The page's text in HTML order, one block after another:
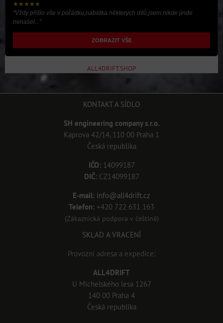
★★★★★
"Vždy přišlo vše v pořádku,nabídka některých dílů,jsem nikde jinde
nenašel..."
ZOBRAZIT VŠE
ALL4DRIFT.SHOP
KONTAKT A SÍDLO
SH engineering company s.r.o.
Kaprova 42/14, 110 00 Praha 1
Česká republika
IČO:14099187
DIČ:CZ14099187
E-mail: info@all4drift.cz
Telefon: +420 722 631 163
(Zákaznická podpora v češtině)
SKLAD A VRACENÍ
Provozní adresa a expedice:
ALL4DRIFT
U Michelského lesa 1267
140 00 Praha 4
Česká republika